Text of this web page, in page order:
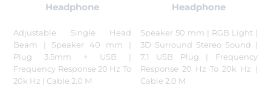
Headphone
Adjustable Single Head
Beam | Speaker 40 mm |
Plug 3.5mm + USB |
Frequency Response 20 Hz To
20k Hz | Cable 2.0 M
Headphone
Speaker 50 mm | RGB Light |
3D Surround Stereo Sound |
7.1 USB Plug | Frequency
Response 20 Hz To 20k Hz |
Cable 2.0 M